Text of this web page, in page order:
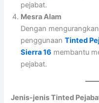
pejabat.
Mesra Alam
Dengan
penggunaanTinted
Sierra 16 membantu
pejabat.
Jenis-jenis Tinted